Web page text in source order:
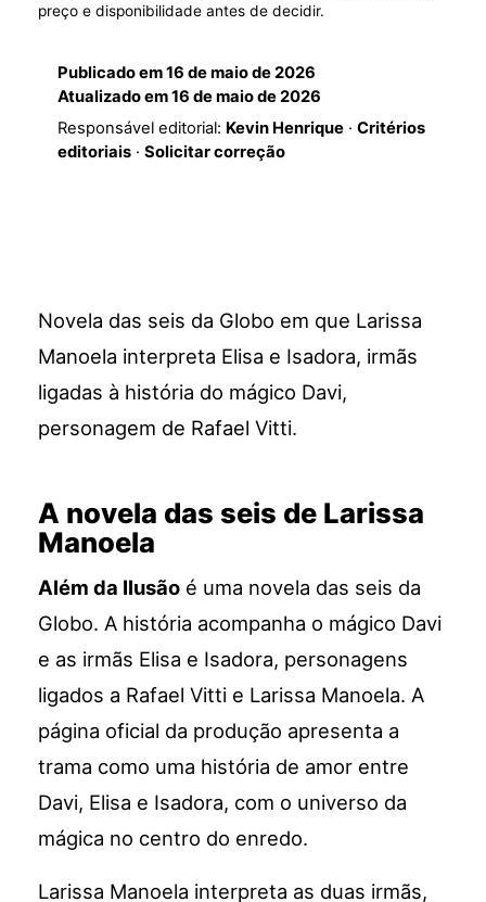
preço e disponibilidade antes de decidir.
Publicado em16 de maio de 2026
Atualizado em16 de maio de 2026
Responsável editorial: Kevin Henrique· Critérios
editoriais· Solicitar correção
Novela das seis da Globo em que Larissa
Manoela interpreta Elisa e Isadora, irmãs
ligadas à história do mágico Davi,
personagem de Rafael Vitti.
A novela das seis de Larissa
Manoela
Além da Ilusão é uma novela das seis da
Globo. A história acompanha o mágico Davi
e as irmãs Elisa e Isadora, personagens
ligados a Rafael Vitti e Larissa Manoela. A
página oficial da produção apresenta a
trama como uma história de amor entre
Davi, Elisa e Isadora, com o universo da
mágica no centro do enredo.
Larissa Manoela interpreta as duas irmãs,